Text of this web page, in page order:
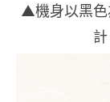
▲機身以黑色